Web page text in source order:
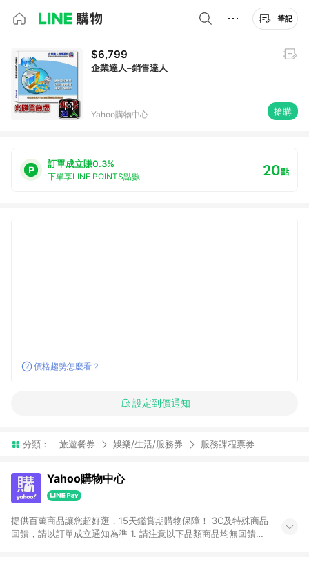
筆記
$6,799
企業達人–銷售達人
Yahoo購物中心 搶購
訂單成立賺0.3%
下單享LINE POINTS點數 20點
價格趨勢怎麼看？
設定到價通知
分類： 旅遊餐券 娛樂/生活/服務券 服務課程票券
Yahoo購物中心
提供百萬商品讓您超好逛，15天鑑賞期購物保障！ 3C及特殊商品
回饋，請以訂單成立通知為準 1. 請注意以下品類商品均無回饋：